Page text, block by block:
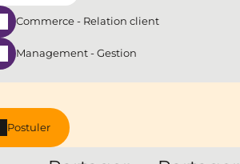
Postuler
Commerce - Relation client
Management - Gestion